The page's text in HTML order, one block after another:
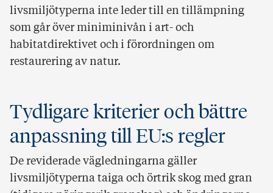
livsmiljötyperna inte leder till en tillämpning
som går över miniminivån i art- och
habitatdirektivet och i förordningen om
restaurering av natur.
Tydligare kriterier och bättre
anpassning till EU:s regler
De reviderade vägledningarna gäller
livsmiljötyperna taiga och örtrik skog med gran